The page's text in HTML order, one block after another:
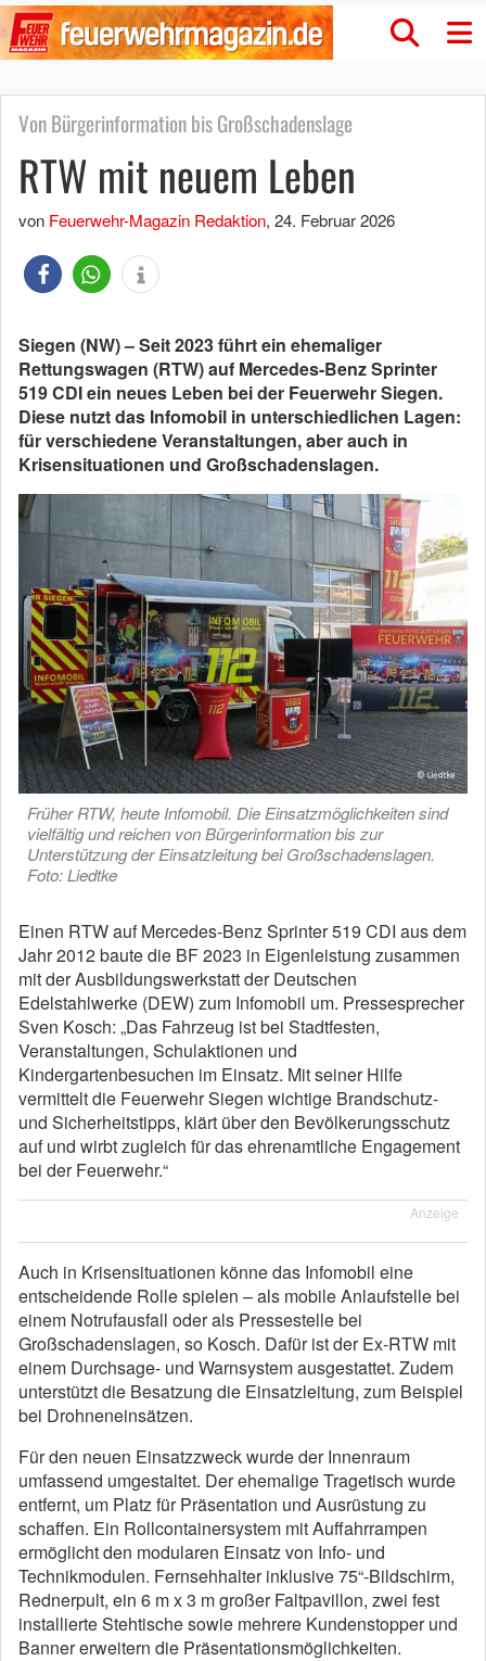
Von Bürgerinformation bis Großschadenslage
RTW mit neuem Leben
von Feuerwehr-Magazin Redaktion, 24. Februar 2026
Siegen (NW) – Seit 2023 führt ein ehemaliger
Rettungswagen (RTW) auf Mercedes-Benz Sprinter
519 CDI ein neues Leben bei der Feuerwehr Siegen.
Diese nutzt das Infomobil in unterschiedlichen Lagen:
für verschiedene Veranstaltungen, aber auch in
Krisensituationen und Großschadenslagen.
Früher RTW, heute Infomobil. Die Einsatzmöglichkeiten sind
vielfältig und reichen von Bürgerinformation bis zur
Unterstützung der Einsatzleitung bei Großschadenslagen.
Foto: Liedtke
Einen RTW auf Mercedes-Benz Sprinter 519 CDI aus dem
Jahr 2012 baute die BF 2023 in Eigenleistung zusammen
mit der Ausbildungswerkstatt der Deutschen
Edelstahlwerke (DEW) zum Infomobil um. Pressesprecher
Sven Kosch: „Das Fahrzeug ist bei Stadtfesten,
Veranstaltungen, Schulaktionen und
Kindergartenbesuchen im Einsatz. Mit seiner Hilfe
vermittelt die Feuerwehr Siegen wichtige Brandschutz-
und Sicherheitstipps, klärt über den Bevölkerungsschutz
auf und wirbt zugleich für das ehrenamtliche Engagement
bei der Feuerwehr.“
Anzeige
Auch in Krisensituationen könne das Infomobil eine
entscheidende Rolle spielen – als mobile Anlaufstelle bei
einem Notrufausfall oder als Pressestelle bei
Großschadenslagen, so Kosch. Dafür ist der Ex-RTW mit
einem Durchsage- und Warnsystem ausgestattet. Zudem
unterstützt die Besatzung die Einsatzleitung, zum Beispiel
bei Drohneneinsätzen.
Für den neuen Einsatzzweck wurde der Innenraum
umfassend umgestaltet. Der ehemalige Tragetisch wurde
entfernt, um Platz für Präsentation und Ausrüstung zu
schaffen. Ein Rollcontainersystem mit Auffahrrampen
ermöglicht den modularen Einsatz von Info- und
Technikmodulen. Fernsehhalter inklusive 75“-Bildschirm,
Rednerpult, ein 6 m x 3 m großer Faltpavillon, zwei fest
installierte Stehtische sowie mehrere Kundenstopper und
Banner erweitern die Präsentationsmöglichkeiten.